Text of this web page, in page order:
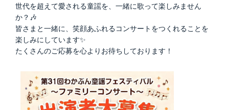
世代を超えて愛される童謡を、一緒に歌って楽しみません
か？🎶
皆さまと一緒に、笑顔あふれるコンサートをつくれることを
楽しみにしています✨
たくさんのご応募を心よりお待ちしております！